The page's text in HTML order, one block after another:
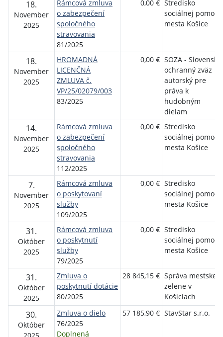
18.
November
2025
Rámcová zmluva
o zabezpečení
spoločného
stravovania
81/2025
0,00 € Stredisko
sociálnej pomoci
mesta Košice
18.
November
2025
HROMADNÁ
LICENČNÁ
ZMLUVA č.
VP/25/02079/003
83/2025
0,00 € SOZA - Slovenský
ochranný zväz
autorský pre
práva k
hudobným
dielam
14.
November
2025
Rámcová zmluva
o zabezpečení
spoločného
stravovania
112/2025
0,00 € Stredisko
sociálnej pomoci
mesta Košice
7.
November
2025
Rámcová zmluva
o poskytovaní
služby
109/2025
0,00 € Stredisko
sociálnej pomoci
mesta Košice
31.
Október
2025
Rámcová zmluva
o poskytnutí
služby
79/2025
0,00 € Stredisko
sociálnej pomoci
mesta Košice
31.
Október
2025
Zmluva o
poskytnutí dotácie
80/2025
28 845,15 € Správa mestskej
zelene v
Košiciach
30.
Október
Zmluva o dielo
76/2025
Doplnená
57 185,90 € StavStar s.r.o.